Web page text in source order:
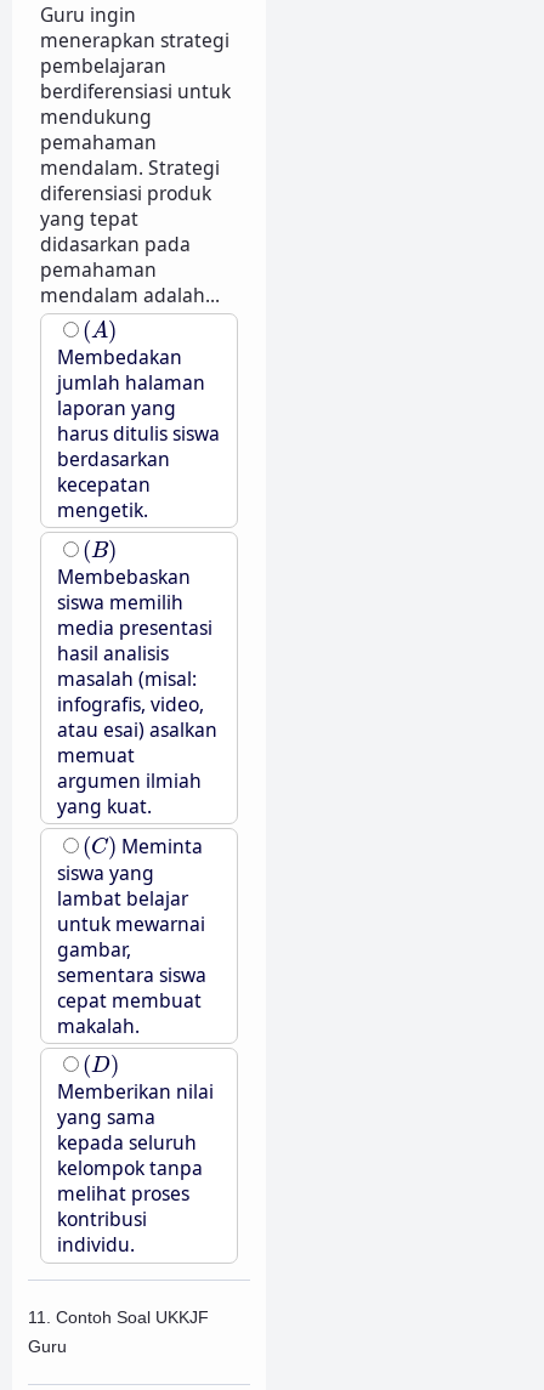
Guru ingin
menerapkan strategi
pembelajaran
berdiferensiasi untuk
mendukung
pemahaman
mendalam. Strategi
diferensiasi produk
yang tepat
didasarkan pada
pemahaman
mendalam adalah...
(A)
(A)
Membedakan
jumlah halaman
laporan yang
harus ditulis siswa
berdasarkan
kecepatan
mengetik.
(B)
(B)
Membebaskan
siswa memilih
media presentasi
hasil analisis
masalah (misal:
infografis, video,
atau esai) asalkan
memuat
argumen ilmiah
yang kuat.
(C)
(C) Meminta
siswa yang
lambat belajar
untuk mewarnai
gambar,
sementara siswa
cepat membuat
makalah.
(D)
(D)
Memberikan nilai
yang sama
kepada seluruh
kelompok tanpa
melihat proses
kontribusi
individu.
11. Contoh Soal UKKJF
Guru